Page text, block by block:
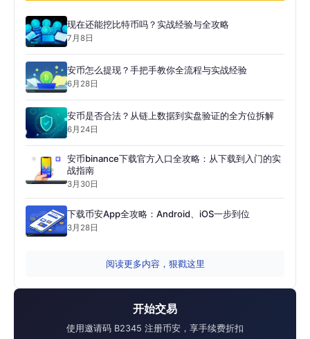
现在还能挖比特币吗？实战经验与全攻略
7月8日
安币怎么提现？手把手教你全流程与实战经验
6月28日
安币是否合法？从链上数据到实盘验证的全方位拆解
6月24日
安币binance下载官方入口全攻略：从下载到入门的实
战指南
3月30日
下载币安App全攻略：Android、iOS一步到位
3月28日
阅读更多内容，狠戳这里
开始交易
使用邀请码 B2345 注册币安，享手续费折扣